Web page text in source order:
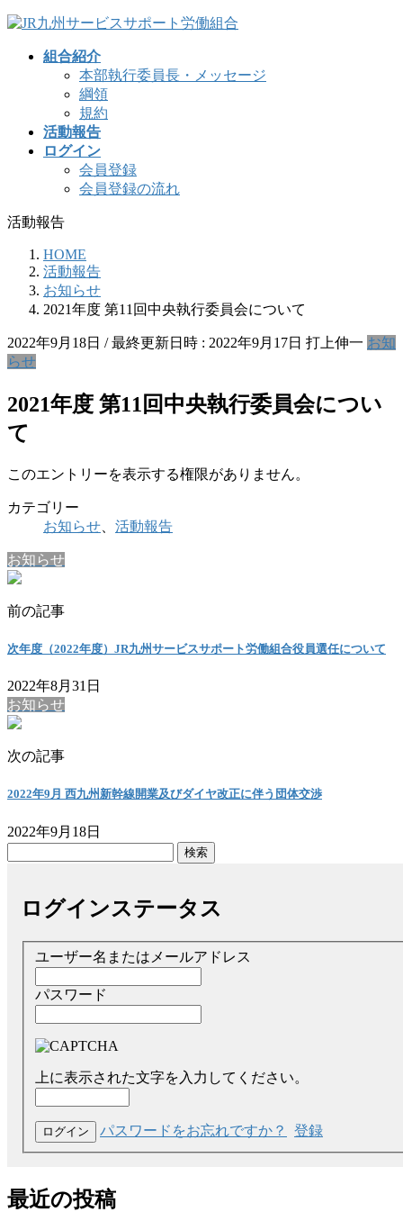
コ
ナ
組合紹介
本部執行委員長・メッセージ
綱領
規約
活動報告
ログイン
会員登録
会員登録の流れ
活動報告
HOME
活動報告
お知らせ
2021年度 第11回中央執行委員会について
2022年9月18日 / 最終更新日時 : 2022年9月17日 打上伸一 お知
らせ
2021年度 第11回中央執行委員会につい
て
このエントリーを表示する権限がありません。
カテゴリー
お知らせ
活動報告
お知らせ
前の記事
次年度（2022年度）JR九州サービスサポート労働組合役員選任について
2022年8月31日
お知らせ
次の記事
2022年9月 西九州新幹線開業及びダイヤ改正に伴う団体交渉
2022年9月18日
ログインステータス
ユーザー名またはメールアドレス
パスワード
上に表示された文字を入力してください。
パスワードをお忘れですか？ 登録
最近の投稿